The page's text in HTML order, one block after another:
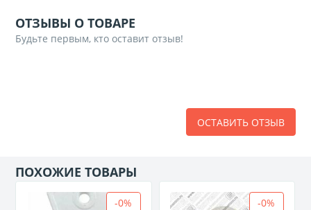
ОТЗЫВЫ О ТОВАРЕ
Будьте первым, кто оставит отзыв!
ОСТАВИТЬ ОТЗЫВ
ПОХОЖИЕ ТОВАРЫ
-0% -0%